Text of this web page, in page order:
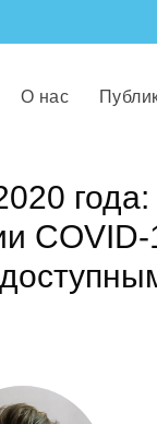
О нас
года:
COVID-